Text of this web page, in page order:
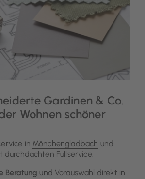
Gardinen & Co.
Wohnen schöner
in Mönchengladbach und
durchdachten Fullservice.
Beratung und Vorauswahl direkt in